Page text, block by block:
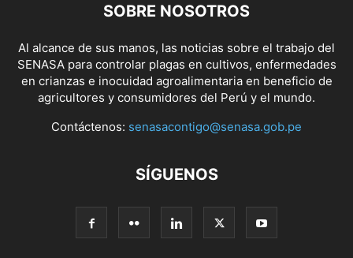
SOBRE NOSOTROS
Al alcance de sus manos, las noticias sobre el trabajo del
SENASA para controlar plagas en cultivos, enfermedades
en crianzas e inocuidad agroalimentaria en beneficio de
agricultores y consumidores del Perú y el mundo.
Contáctenos: senasacontigo@senasa.gob.pe
SÍGUENOS